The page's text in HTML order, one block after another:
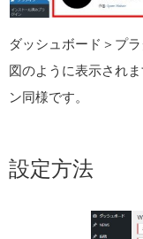
ダッシュボード＞プ
図のように表示され
ン同様です。
設定方法